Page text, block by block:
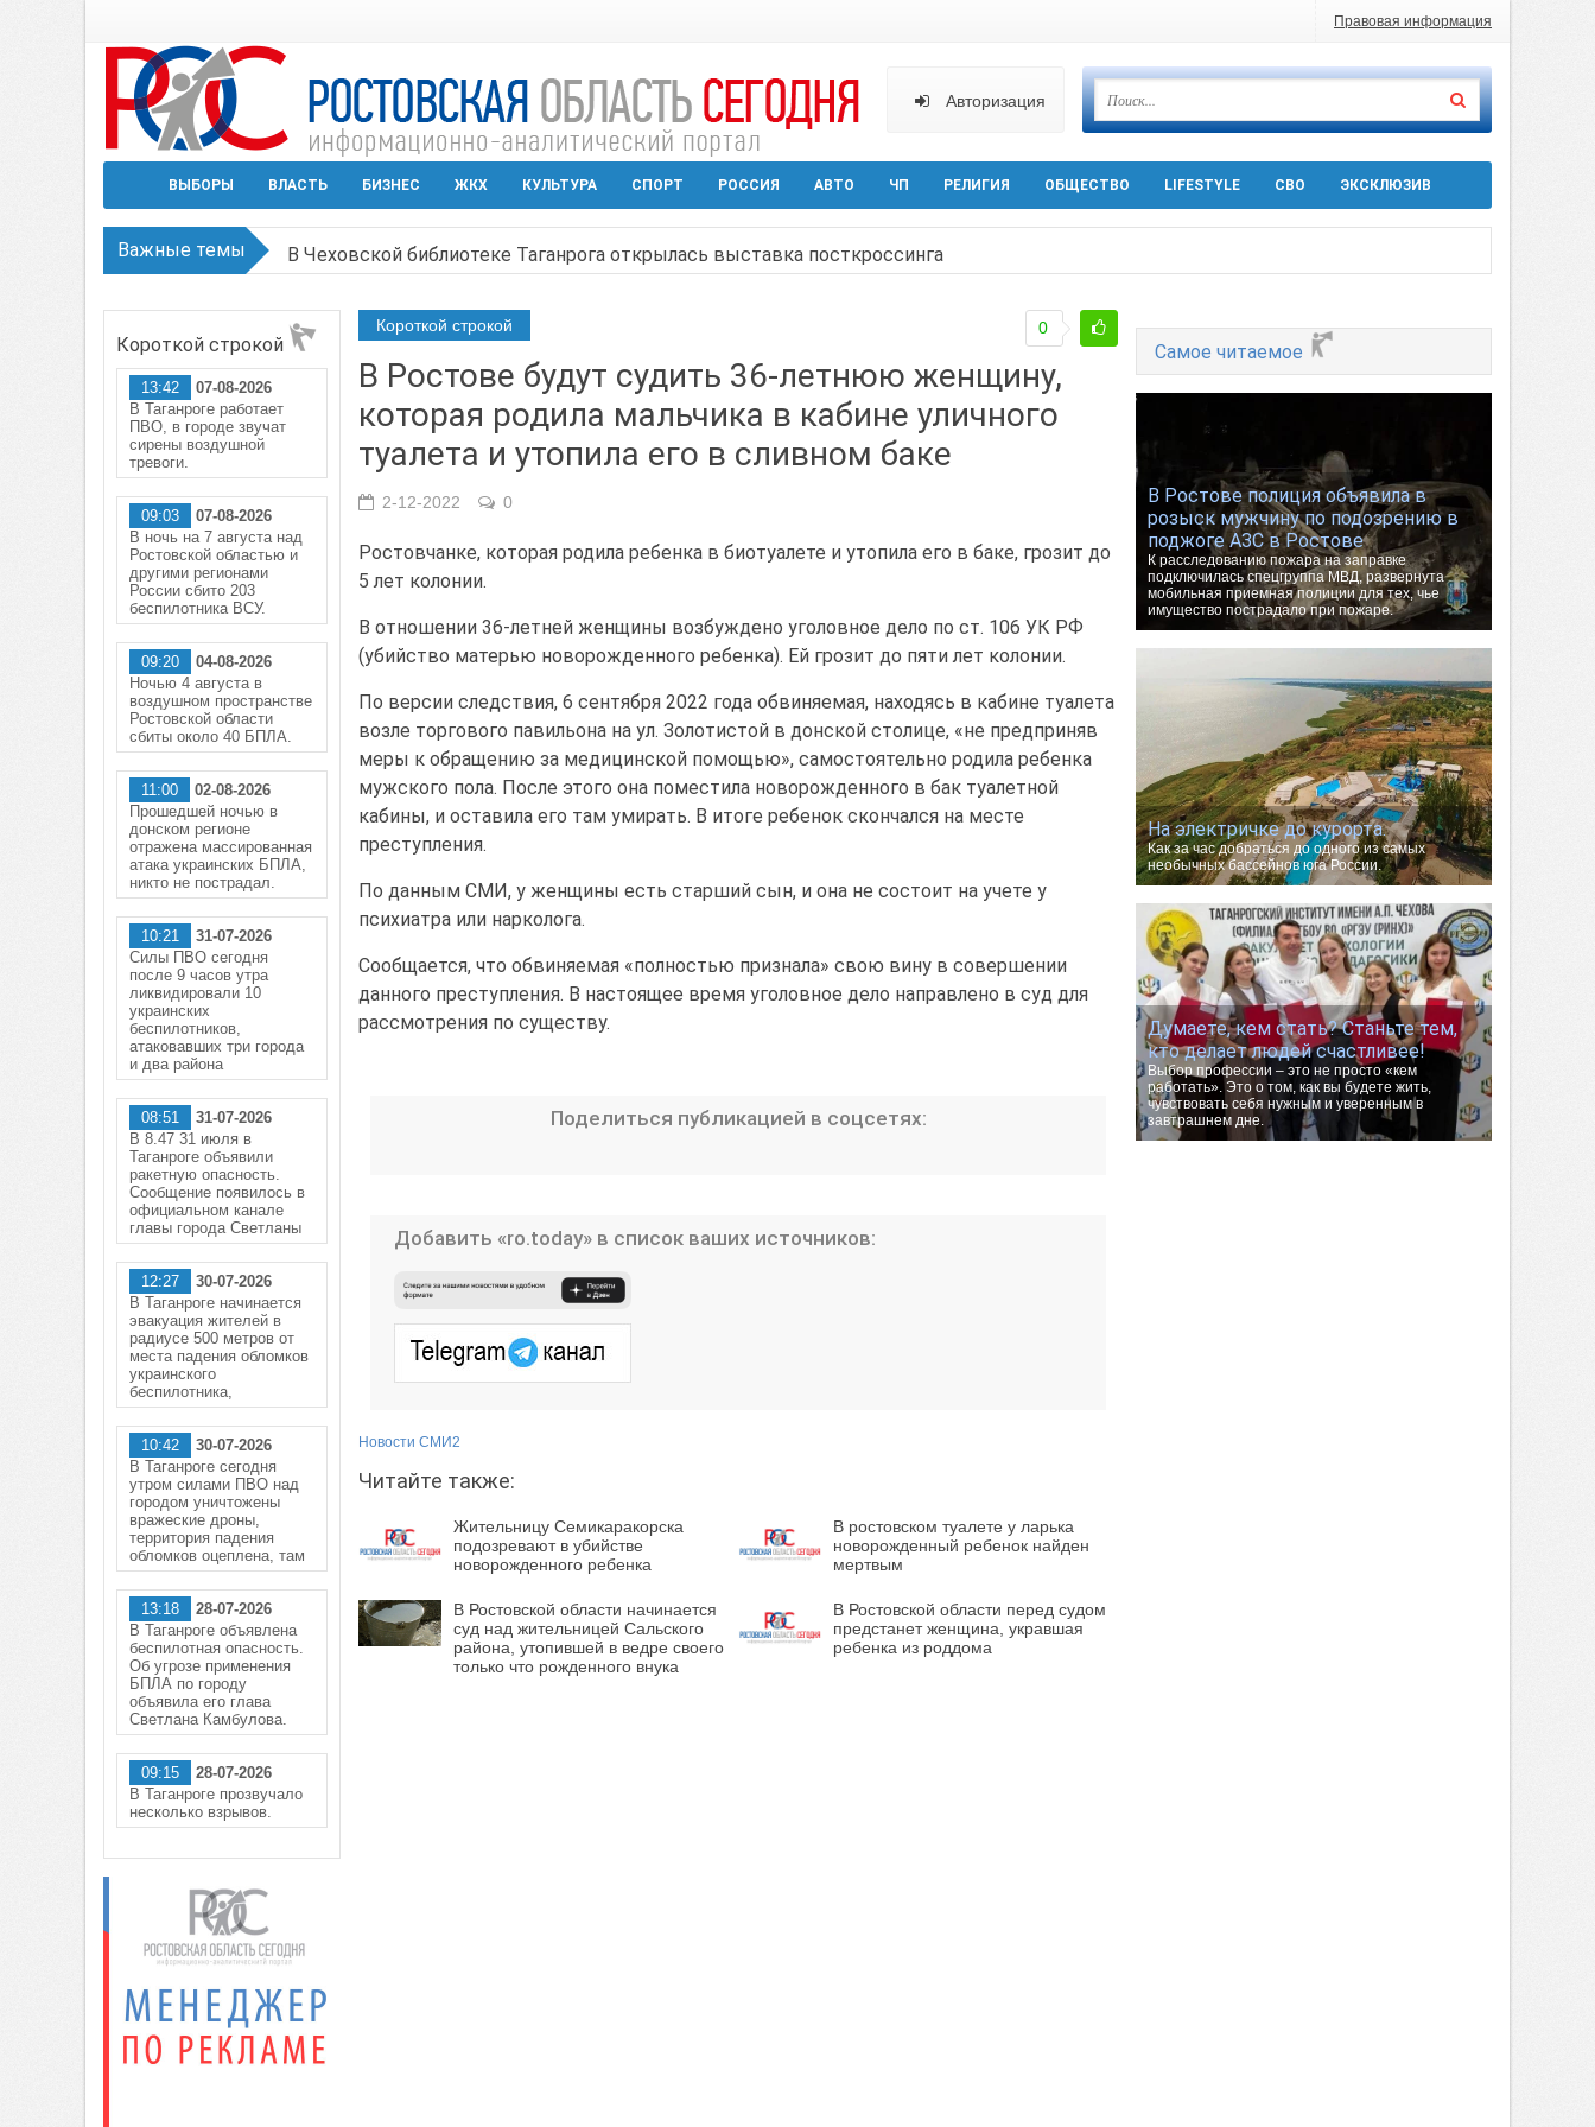
Правовая информация
Авторизация
ВЫБОРЫ ВЛАСТЬ БИЗНЕС ЖКХ КУЛЬТУРА СПОРТ РОССИЯ АВТО ЧП РЕЛИГИЯ ОБЩЕСТВО LIFESTYLE СВО ЭКСКЛЮЗИВ
Важные темы В Чеховской библиотеке Таганрога открылась выставка посткроссинга
Среди детей, ставших жертвами вражеской атаки в Геленжике, два малыша из Шахт
Застройщики: градостроительная политика на Дону стала «прозрачной и понятной»
Режим ЧС регионального характера начал действовать в Ростовской области с вечера 5 августа
Короткой строкой
В Ростове будут судить 36-летнюю женщину,
которая родила мальчика в кабине уличного
туалета и утопила его в сливном баке
0
2-12-2022 0
Ростовчанке, которая родила ребенка в биотуалете и утопила его в баке, грозит до
5 лет колонии.
В отношении 36-летней женщины возбуждено уголовное дело по ст. 106 УК РФ
(убийство матерью новорожденного ребенка). Ей грозит до пяти лет колонии.
По версии следствия, 6 сентября 2022 года обвиняемая, находясь в кабине туалета
возле торгового павильона на ул. Золотистой в донской столице, «не предприняв
меры к обращению за медицинской помощью», самостоятельно родила ребенка
мужского пола. После этого она поместила новорожденного в бак туалетной
кабины, и оставила его там умирать. В итоге ребенок скончался на месте
преступления.
По данным СМИ, у женщины есть старший сын, и она не состоит на учете у
психиатра или нарколога.
Сообщается, что обвиняемая «полностью признала» свою вину в совершении
данного преступления. В настоящее время уголовное дело направлено в суд для
рассмотрения по существу.
Поделиться публикацией в соцсетях:
Добавить «ro.today» в список ваших источников:
Новости СМИ2
Читайте также:
Жительницу Семикаракорска
подозревают в убийстве
новорожденного ребенка
В ростовском туалете у ларька
новорожденный ребенок найден
мертвым
В Ростовской области начинается
суд над жительницей Сальского
района, утопившей в ведре своего
только что рожденного внука
В Ростовской области перед судом
предстанет женщина, укравшая
ребенка из роддома
Самое читаемое
В Ростове полиция объявила в
розыск мужчину по подозрению в
поджоге АЗС в Ростове
К расследованию пожара на заправке
подключилась спецгруппа МВД, развернута
мобильная приемная полиции для тех, чье
имущество пострадало при пожаре.
На электричке до курорта.
Как за час добраться до одного из самых
необычных бассейнов юга России.
Думаете, кем стать? Станьте тем,
кто делает людей счастливее!
Выбор профессии – это не просто «кем
работать». Это о том, как вы будете жить,
чувствовать себя нужным и уверенным в
завтрашнем дне.
Короткой строкой
13:42
07-08-2026
В Таганроге работает
ПВО, в городе звучат
сирены воздушной
тревоги.
09:03
07-08-2026
В ночь на 7 августа над
Ростовской областью и
другими регионами
России сбито 203
беспилотника ВСУ.
09:20
04-08-2026
Ночью 4 августа в
воздушном пространстве
Ростовской области
сбиты около 40 БПЛА.
11:00
02-08-2026
Прошедшей ночью в
донском регионе
отражена массированная
атака украинских БПЛА,
никто не пострадал.
10:21
31-07-2026
Силы ПВО сегодня
после 9 часов утра
ликвидировали 10
украинских
беспилотников,
атаковавших три города
и два района
08:51
31-07-2026
В 8.47 31 июля в
Таганроге объявили
ракетную опасность.
Сообщение появилось в
официальном канале
главы города Светланы
12:27
30-07-2026
В Таганроге начинается
эвакуация жителей в
радиусе 500 метров от
места падения обломков
украинского
беспилотника,
10:42
30-07-2026
В Таганроге сегодня
утром силами ПВО над
городом уничтожены
вражеские дроны,
территория падения
обломков оцеплена, там
13:18
28-07-2026
В Таганроге объявлена
беспилотная опасность.
Об угрозе применения
БПЛА по городу
объявила его глава
Светлана Камбулова.
09:15
28-07-2026
В Таганроге прозвучало
несколько взрывов.